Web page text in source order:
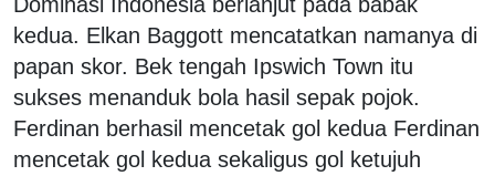
kedua. Elkan Baggott mencatatkan namanya di
papan skor. Bek tengah Ipswich Town itu
sukses menanduk bola hasil sepak pojok.
Ferdinan berhasil mencetak gol kedua Ferdinan
mencetak gol kedua sekaligus gol ketujuh